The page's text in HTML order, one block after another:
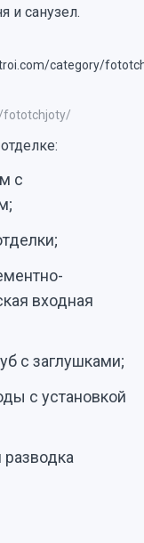
и санузел.
fototchjoty/
с
входная
с заглушками;
с установкой
разводка